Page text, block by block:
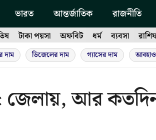
ভারত আন্তর্জাতিক রাজনীতি
টাকা পয়সা অফবিট ধর্ম ব্যবসা
দাম ডিজেলের দাম গ্যাসের দাম
৫ জেলায়, আর